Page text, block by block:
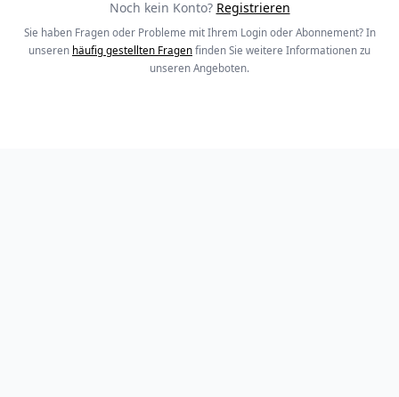
Noch kein Konto? Registrieren
Sie haben Fragen oder Probleme mit Ihrem Login oder Abonnement? In
unseren häufig gestellten Fragen finden Sie weitere Informationen zu
unseren Angeboten.